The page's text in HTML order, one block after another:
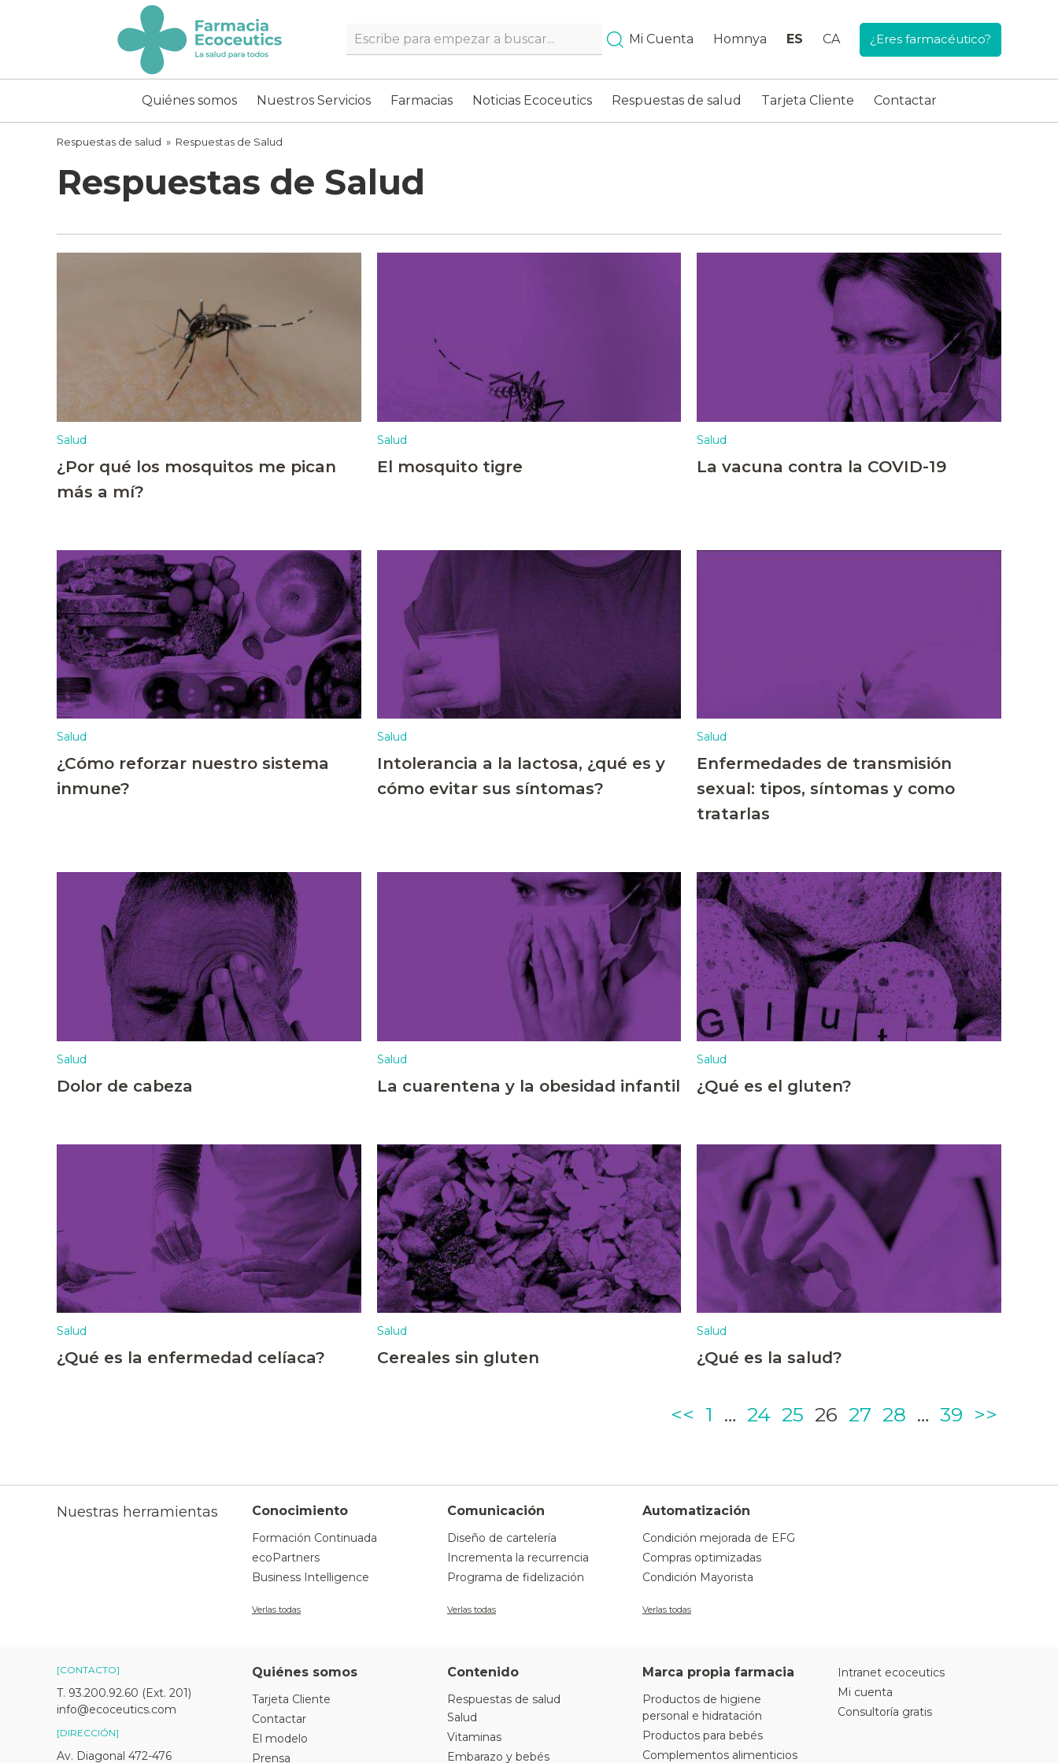
ecoceutics
Search… Mi Cuenta Homnya ¿Eres farmacéutico?
ES CA
Quiénes somos Nuestros Servicios Farmacias Noticias Ecoceutics Respuestas de salud Tarjeta Cliente Contactar
Respuestas de salud » Respuestas de Salud
Respuestas de Salud
Salud
¿Por qué los mosquitos me pican
más a mí?
Salud
El mosquito tigre
Salud
La vacuna contra la COVID-19
Salud
¿Cómo reforzar nuestro sistema
inmune?
Salud
Intolerancia a la lactosa, ¿qué es y
cómo evitar sus síntomas?
Salud
Enfermedades de transmisión
sexual: tipos, síntomas y como
tratarlas
Salud
Dolor de cabeza
Salud
La cuarentena y la obesidad infantil
Salud
¿Qué es el gluten?
Salud
¿Qué es la enfermedad celíaca?
Salud
Cereales sin gluten
Salud
¿Qué es la salud?
<< Page
1 … Page
24 Page
25 Page
26 Page
27 Page
28 … Page
39 >>
Nuestras herramientas Conocimiento
Formación Continuada
ecoPartners
Business Intelligence
Verlas todas
Comunicación
Diseño de cartelería
Incrementa la recurrencia
Programa de fidelización
Verlas todas
Automatización
Condición mejorada de EFG
Compras optimizadas
Condición Mayorista
Verlas todas
[CONTACTO]
T. 93.200.92.60 (Ext. 201)
info@ecoceutics.com
[DIRECCIÓN]
Av. Diagonal 472-476
Quiénes somos
Tarjeta Cliente
Contactar
El modelo
Prensa
Contenido
Respuestas de salud
Salud
Vitaminas
Embarazo y bebés
Marca propia farmacia
Productos de higiene
personal e hidratación
Productos para bebés
Complementos alimenticios
Intranet ecoceutics
Mi cuenta
Consultoría gratis